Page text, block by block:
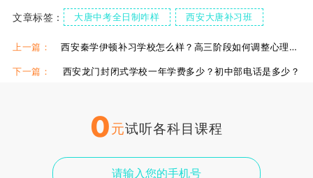
文章标签： 大唐中考全日制咋样 西安大唐补习班
西安大唐高三补习班
上一篇： 西安秦学伊顿补习学校怎么样？高三阶段如何调整心理压力
下一篇： 西安龙门封闭式学校一年学费多少？初中部电话是多少？
0元试听各科目课程